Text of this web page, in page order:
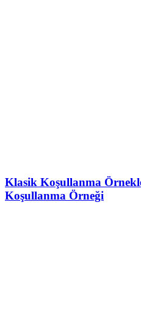
Klasik Koşullanma
Koşullanma Örneği